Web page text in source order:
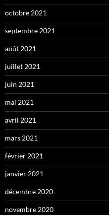
octobre 2021
septembre 2021
août 2021
juillet 2021
juin 2021
mai 2021
avril 2021
mars 2021
février 2021
janvier 2021
décembre 2020
novembre 2020